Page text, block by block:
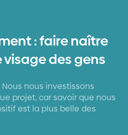
: faire naître
visage des gens
nous investissons
projet, car savoir que nous
est la plus belle des